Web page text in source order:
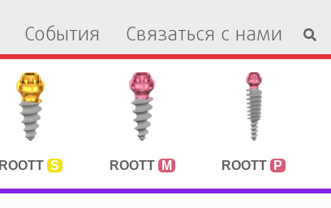
События Связаться с нами
ROOTT S ROOTT M ROOTT P